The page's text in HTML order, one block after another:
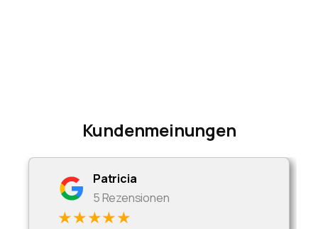
Kundenmeinungen
Patricia
5 Rezensionen
★★★★★